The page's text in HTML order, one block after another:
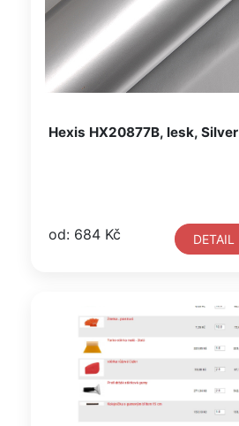
Hexis HX20877B, lesk, Silver
od: 684 Kč DETAIL